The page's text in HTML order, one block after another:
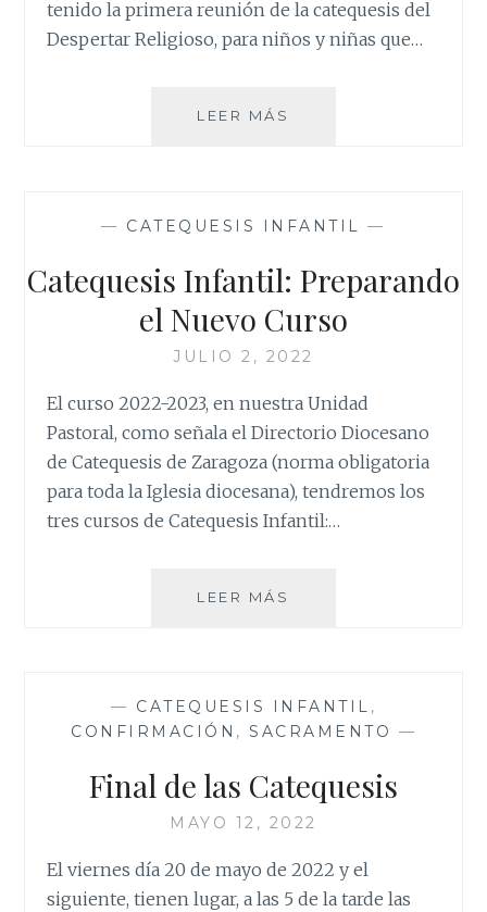
tenido la primera reunión de la catequesis del
Despertar Religioso, para niños y niñas que…
LEER MÁS
— CATEQUESIS INFANTIL —
Catequesis Infantil: Preparando
el Nuevo Curso
JULIO 2, 2022
El curso 2022-2023, en nuestra Unidad
Pastoral, como señala el Directorio Diocesano
de Catequesis de Zaragoza (norma obligatoria
para toda la Iglesia diocesana), tendremos los
tres cursos de Catequesis Infantil:…
LEER MÁS
CURSO
— CATEQUESIS INFANTIL ,
CONFIRMACIÓN , SACRAMENTO —
Final de las Catequesis
MAYO 12, 2022
El viernes día 20 de mayo de 2022 y el
siguiente, tienen lugar, a las 5 de la tarde las